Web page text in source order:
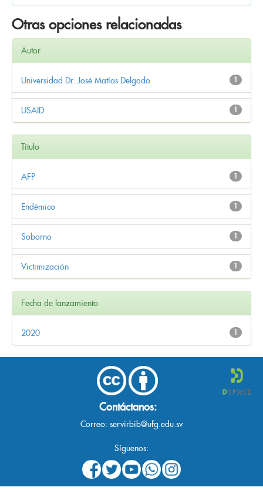
Otras opciones relacionadas
Autor
1
Universidad Dr. José Matías Delgado
1
USAID
Título
1
AFP
1
Endémico
1
Soborno
1
Victimización
Fecha de lanzamiento
1
2020
Contáctanos:
Correo: servirbib@ufg.edu.sv
Síguenos: